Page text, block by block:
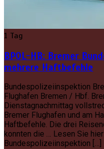
1 Tag
BPOL-HB: Bremer
mehrere Haftbefehle
Bundespolizeiinspektion
Flughafen Bremen / Hbf.
Dienstagnachmittag
Bremer Flughafen und am
Haftbefehle. Die drei
konnten die … Lesen Sie
Bundespolizeiinspektion […]